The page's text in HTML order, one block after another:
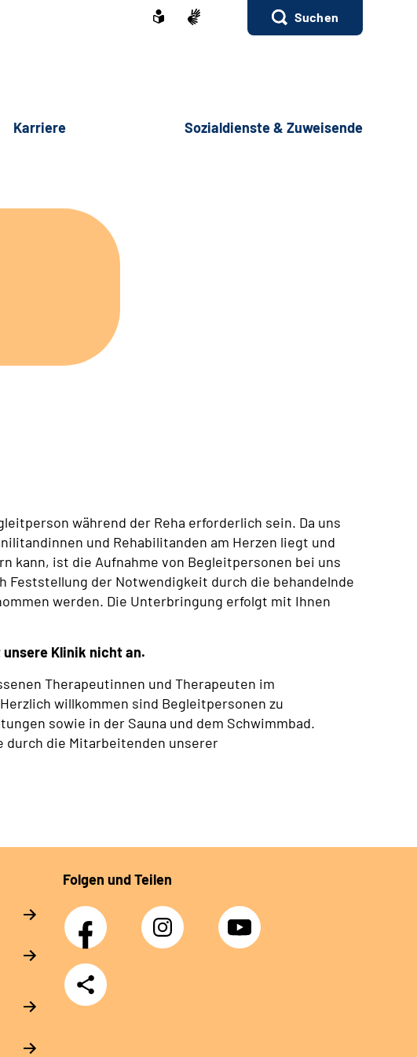
Suchen
Karriere Sozialdienste & Zuweisende
während der Reha erforderlich sein. Da uns
und Rehabilitanden am Herzen liegt und
kann, ist die Aufnahme von Begleitpersonen bei uns
Feststellung der Notwendigkeit durch die behandelnde
werden. Die Unterbringung erfolgt mit Ihnen
Klinik nicht an.
Therapeutinnen und Therapeuten im
willkommen sind Begleitpersonen zu
sowie in der Sauna und dem Schwimmbad.
durch die Mitarbeitenden unserer
Folgen und Teilen
Facebook Instagram YouTube
Teilen